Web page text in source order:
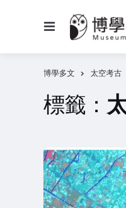
博學多文 太空考古
標籤：